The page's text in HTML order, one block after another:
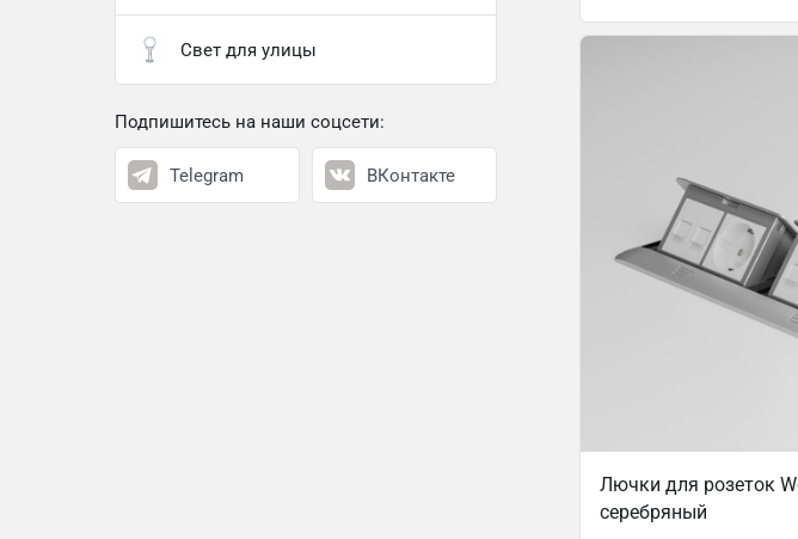
Свет для улицы
Подпишитесь на наши соцсети:
Telegram ВКонтакте
Лючки для розеток
серебряный